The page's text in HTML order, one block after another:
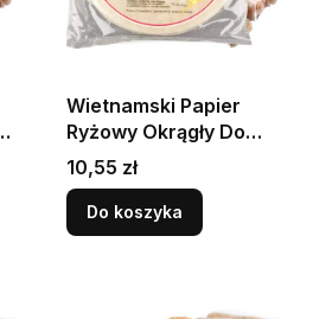
Wietnamski Papier
Ryżowy Okrągły Do
Sajgonek i Spring Rolls
22cm 500g HS
Cena
10,55 zł
Do koszyka